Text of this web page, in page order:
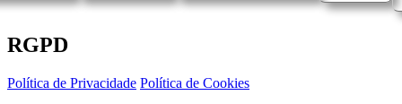
RGPD
Política de Privacidade Política de Cookies